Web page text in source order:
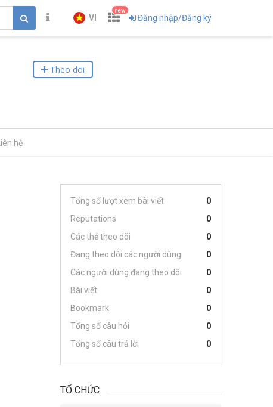
VI
new
Đăng nhập/Đăng ký
Theo dõi
Liên hệ
Tổng số lượt xem bài viết
0
Reputations
0
Các thẻ theo dõi
0
Đang theo dõi các người dùng
0
Các người dùng đang theo dõi
0
Bài viết
0
Bookmark
0
Tổng số câu hỏi
0
Tổng số câu trả lời
0
TỔ CHỨC